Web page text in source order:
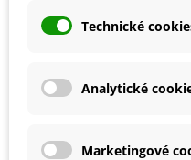
Lilie jsou mrazuvzdorné,
Technické
Analytické
Marketingové